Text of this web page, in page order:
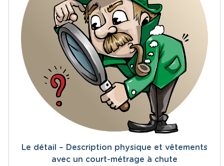
Le détail – Description physique et vêtements
avec un court-métrage à chute